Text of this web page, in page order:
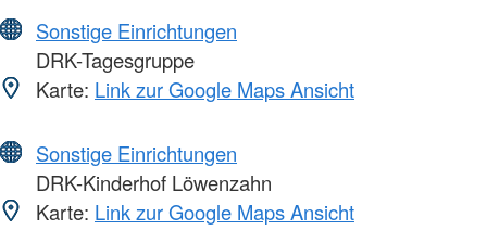
Sonstige Einrichtungen
DRK-Tagesgruppe
Karte: Link zur Google Maps Ansicht
Sonstige Einrichtungen
DRK-Kinderhof Löwenzahn
Karte: Link zur Google Maps Ansicht